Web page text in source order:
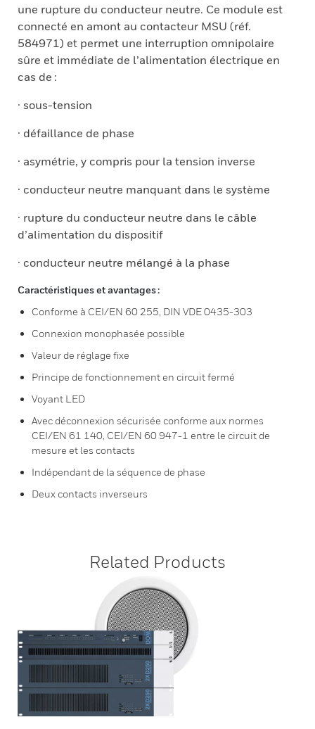
une rupture du conducteur neutre. Ce module est
connecté en amont au contacteur MSU (réf.
584971) et permet une interruption omnipolaire
sûre et immédiate de l’alimentation électrique en
cas de :
· sous-tension
· défaillance de phase
· asymétrie, y compris pour la tension inverse
· conducteur neutre manquant dans le système
· rupture du conducteur neutre dans le câble
d’alimentation du dispositif
· conducteur neutre mélangé à la phase
Caractéristiques et avantages :
Conforme à CEI/EN 60 255, DIN VDE 0435-303
Connexion monophasée possible
Valeur de réglage fixe
Principe de fonctionnement en circuit fermé
Voyant LED
Avec déconnexion sécurisée conforme aux normes
CEI/EN 61 140, CEI/EN 60 947-1 entre le circuit de
mesure et les contacts
Indépendant de la séquence de phase
Deux contacts inverseurs
Related Products